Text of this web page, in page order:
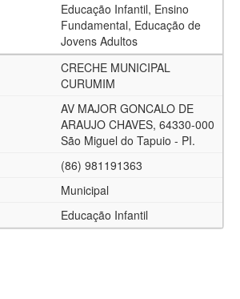
Educação Infantil, Ensino
Fundamental, Educação de
Jovens Adultos
CRECHE MUNICIPAL
CURUMIM
AV MAJOR GONCALO DE
ARAUJO CHAVES, 64330-000
São Miguel do Tapuio - PI.
(86) 981191363
Municipal
Educação Infantil